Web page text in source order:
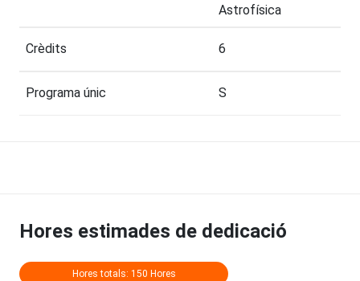
Astrofísica
Crèdits 6
Programa únic S
Hores estimades de dedicació
Hores totals: 150 Hores